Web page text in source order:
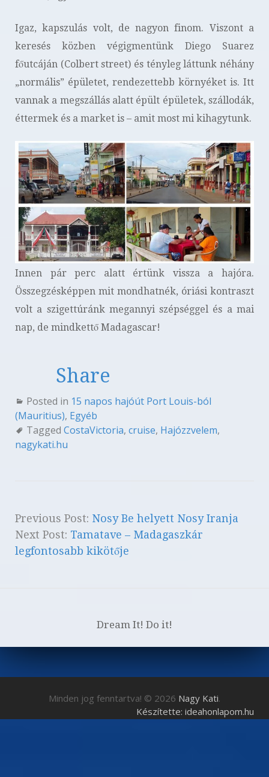
Igaz, kapszulás volt, de nagyon finom. Viszont a
keresés közben végigmentünk Diego Suarez
főutcáján (Colbert street) és tényleg láttunk néhány
„normális” épületet, rendezettebb környéket is. Itt
vannak a megszállás alatt épült épületek, szállodák,
éttermek és a market is – amit most mi kihagytunk.
Innen pár perc alatt értünk vissza a hajóra.
Összegzésképpen mit mondhatnék, óriási kontraszt
volt a szigettúránk megannyi szépséggel és a mai
nap, de mindkettő Madagascar!
Share
Posted in 15 napos hajóút Port Louis-ból
(Mauritius), Egyéb
Tagged CostaVictoria, cruise, Hajózzvelem,
nagykati.hu
Previous Post: Nosy Be helyett Nosy Iranja
Next Post: Tamatave – Madagaszkár
legfontosabb kikötője
Dream It! Do it!
Minden jog fenntartva! © 2026 Nagy Kati.
Készítette: ideahonlapom.hu